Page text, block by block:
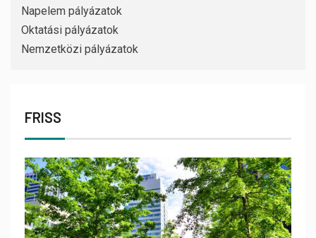
Napelem pályázatok
Oktatási pályázatok
Nemzetközi pályázatok
FRISS